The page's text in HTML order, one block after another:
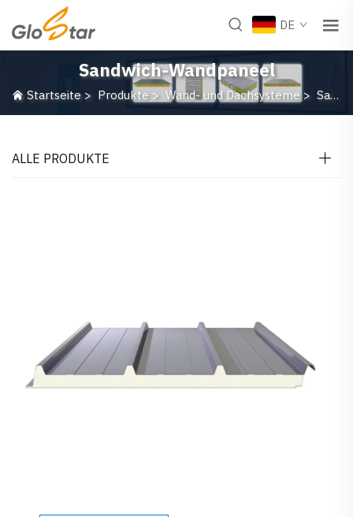
DE
Sandwich-Wandpaneel
Startseite > Produkte> Wand- und Dachsysteme> Sandwich-Wandpaneel
ALLE PRODUKTE